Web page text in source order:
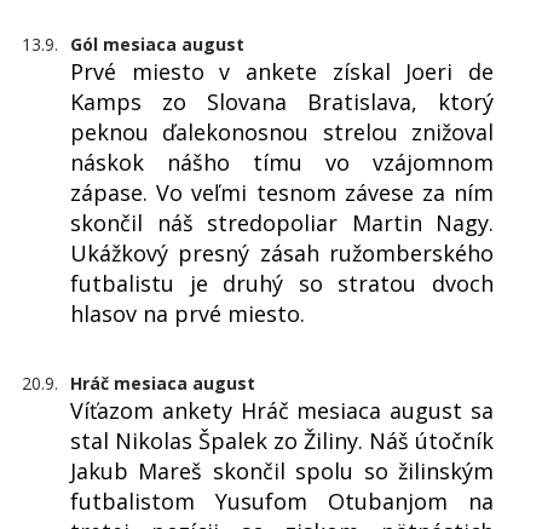
13.9. Gól mesiaca august
Prvé miesto v ankete získal Joeri de
Kamps zo Slovana Bratislava, ktorý
peknou ďalekonosnou strelou znižoval
náskok nášho tímu vo vzájomnom
zápase. Vo veľmi tesnom závese za ním
skončil náš stredopoliar Martin Nagy.
Ukážkový presný zásah ružomberského
futbalistu je druhý so stratou dvoch
hlasov na prvé miesto.
20.9. Hráč mesiaca august
Víťazom ankety Hráč mesiaca august sa
stal Nikolas Špalek zo Žiliny. Náš útočník
Jakub Mareš skončil spolu so žilinským
futbalistom Yusufom Otubanjom na